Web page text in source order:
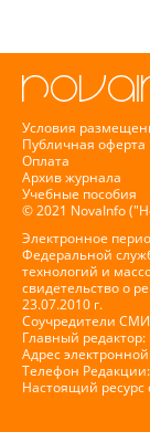
Условия
Публичная оферта
Оплата
Архив журнала
Учебные пособия
© 2021 NovaInfo
Электронное
Федеральной
технологий и
свидетельство о
23.07.2010 г.
Соучредители
Главный
Адрес
Телефон
Настоящий